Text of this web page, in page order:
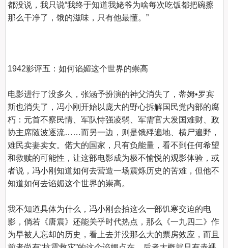
都没说，我只说“我终于知道我姥爷为啥每次吃饭都把碗擦
那么干净了，饿的滋味，只有他最懂。”
1942影评五：如何谄媚这个世界的崇高
电影进行了没多久，张涵予扮演的神父消失了，蒂姆•罗宾
斯也消失了，冯小刚开始以庞大的野心拆解国民党内部的腐
朽：元首不察民情、军队恃强凌弱、军需官大发国难财、政
协主席随波逐流……而另一边，则是饿殍遍地、横尸遍野，
难民卖妻卖女。偌大的国家，只有负能量，看不到任何希望
和救赎的可能性，让这部电影成为极不愉悦的观影体验，或
者说，冯小刚知道如何去营造一场震烁历史的苦难，但他不
知道如何去谄媚这个世界的崇高。
我不知道具体为什么，冯小刚会拍这么一部饥寒交迫的电
影，倘若《唐震》还能关乎时代热点，那么《一九四二》作
为早被人忘却的历史，看上去并没那么大的票房效应，而且